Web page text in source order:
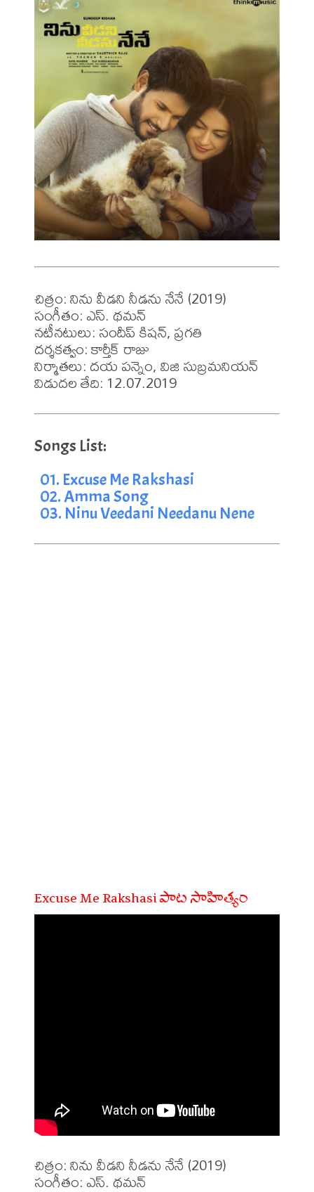
చిత్రం: నిను వీడని నీడను నేనే (2019)
సంగీతం: ఎస్. థమన్
నటీనటులు: సందీప్ కిషన్, ప్రగతి
దర్శకత్వం: కార్తీక్ రాజు
నిర్మాతలు: దయ పన్నెం, విజి సుబ్రమనియన్
విడుదల తేది: 12.07.2019
01. Excuse Me Rakshasi
02. Amma Song
03. Ninu Veedani Needanu Nene
Excuse Me Rakshasi పాట సాహిత్యం
చిత్రం: నిను వీడని నీడను నేనే (2019)
సంగీతం: ఎస్. థమన్